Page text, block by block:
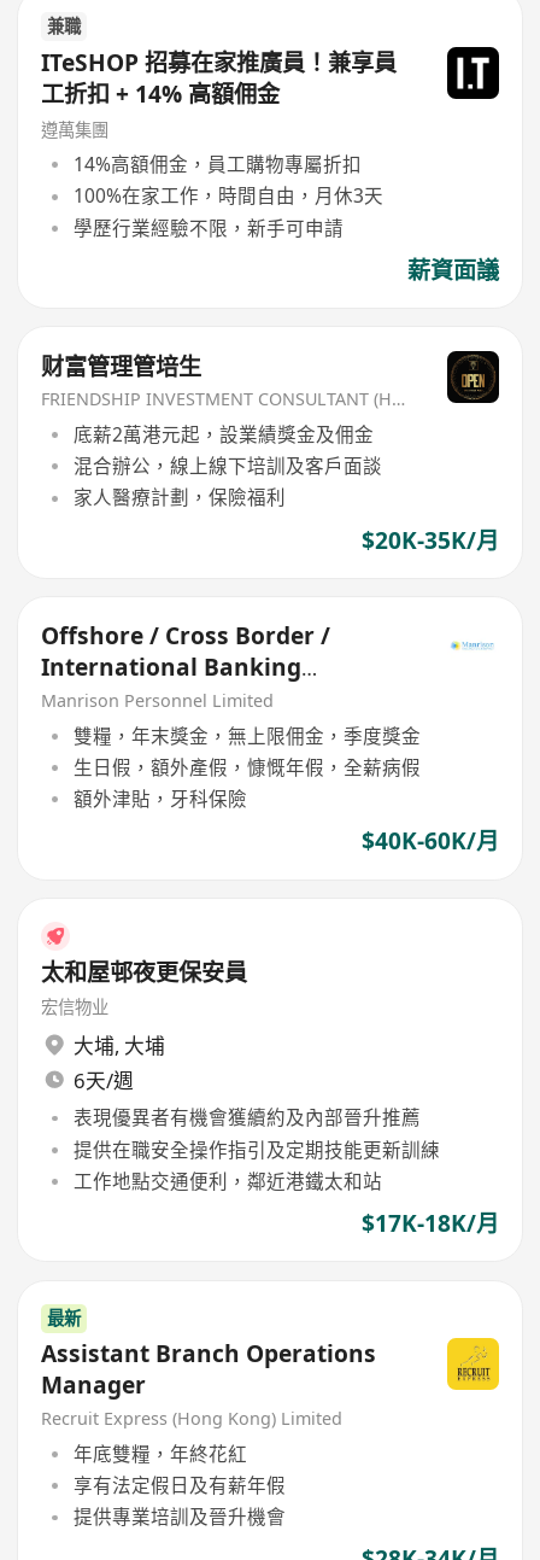
兼職
ITeSHOP 招募在家推廣員！兼享員
工折扣 + 14% 高額佣金
遵萬集團
14%高額佣金，員工購物專屬折扣
100%在家工作，時間自由，月休3天
學歷行業經驗不限，新手可申請
薪資面議
财富管理管培生
FRIENDSHIP INVESTMENT CONSULTANT (HK) CO
底薪2萬港元起，設業績獎金及佣金
混合辦公，線上線下培訓及客戶面談
家人醫療計劃，保險福利
$20K-35K/月
Offshore / Cross Border /
International Banking
Relationship Manager
Manrison Personnel Limited
雙糧，年末獎金，無上限佣金，季度獎金
生日假，額外產假，慷慨年假，全薪病假
額外津貼，牙科保險
$40K-60K/月
太和屋邨夜更保安員
宏信物业
大埔, 大埔
6天/週
表現優異者有機會獲續約及內部晉升推薦
提供在職安全操作指引及定期技能更新訓練
工作地點交通便利，鄰近港鐵太和站
$17K-18K/月
最新
Assistant Branch Operations
Manager
Recruit Express (Hong Kong) Limited
年底雙糧，年終花紅
享有法定假日及有薪年假
提供專業培訓及晉升機會